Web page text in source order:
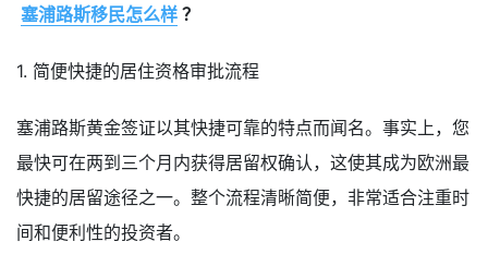
塞浦路斯移民怎么样 ？
1. 简便快捷的居住资格审批流程
塞浦路斯黄金签证以其快捷可靠的特点而闻名。事实上，您
最快可在两到三个月内获得居留权确认，这使其成为欧洲最
快捷的居留途径之一。整个流程清晰简便，非常适合注重时
间和便利性的投资者。